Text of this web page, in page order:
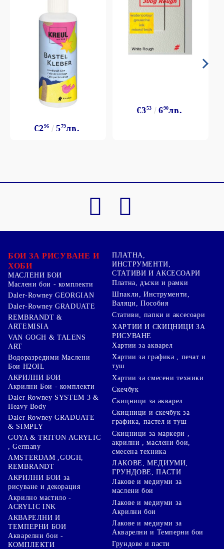
€296 579лв.
€353 690лв.
БОИ ЗА РИСУВАНЕ И
ХОБИ
МАСЛЕНИ БОИ
Маслени бои - комплекти
Daler-Rowney GEORGIAN
Daler-Rowney GRADUATE
REMBRANDT &
ARTEMISIA
VAN GOGH & TALENS
ART
Водоразредими Маслени
Бои H2OIL
АКРИЛНИ БОИ
Акрилни Бои - комплекти
Daler Rowney SYSTEM 3 &
Heavy Body
Daler Rowney GRADUATE
& SIMPLY
GOYA & TRITON АCRYLIC
, Germany
AMSTERDAM ,GOGH,
REMBRANDT
АКРИЛНИ БОИ за
рисуване и декорация
Акрилно мастило -
ACRYLIC INK
АКВАРЕЛНИ И
ТЕМПЕРНИ БОИ
Акварелни бои -
КОМПЛЕКТИ
ПЛАТНА,
ИНСТРУМЕНТИ,
СТАТИВИ И АКСЕСОАРИ
Платна, дъски и рамки
Шпакли, Инструменти,
Валяци, Пособия
Стативи, папки и аксесоари
ХАРТИИ И СКИЦНИЦИ ЗА
РИСУВАНЕ
Хартии за акварел
Хартии за графика , печат и
туш
Хартии за смесени техники
Скечбук
Скицници за акварел
Скицници и скечбук за
графика, пастел и туш
Скицници за маркери ,
акрилни , маслени бои,
смесена техника
ЛАКОВЕ, МЕДИУМИ,
ГРУНДОВЕ, ПАСТИ
Лакове и медиуми за
маслени бои
Лакове и медиуми за
Акрилни бои
Лакове и медиуми за
Акварелни и Темперни бои
Грундове и пасти